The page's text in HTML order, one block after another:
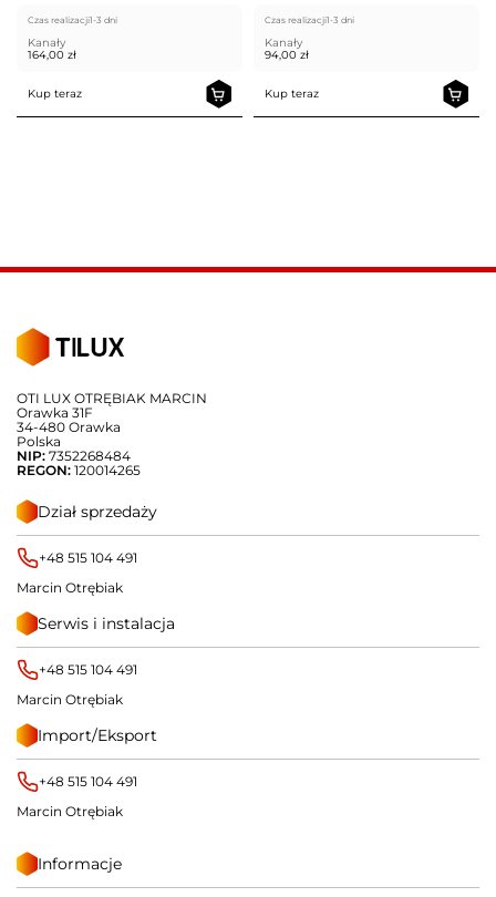
Czas realizacji1-3 dni
Kanały
164,00 zł
Kup teraz
Czas realizacji1-3 dni
Kanały
94,00 zł
Kup teraz
OTI LUX OTRĘBIAK MARCIN
Orawka 31F
34-480 Orawka
Polska
NIP: 7352268484
REGON: 120014265
Dział sprzedaży
+48 515 104 491
Marcin Otrębiak
Serwis i instalacja
+48 515 104 491
Marcin Otrębiak
Import/Eksport
+48 515 104 491
Marcin Otrębiak
Informacje